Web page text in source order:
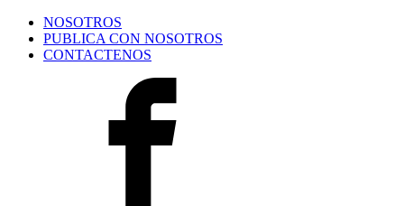
NOSOTROS
PUBLICA CON NOSOTROS
CONTACTENOS